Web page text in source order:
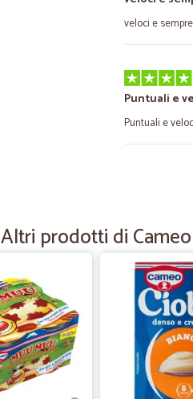
veloci e
Puntuali e
Puntuali e
Prodotto
Prodotto
Altri prodotti di Cameo